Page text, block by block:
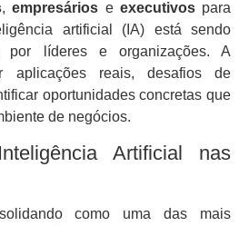
,empresários e executivospara
artificial (IA) está sendo
por líderes e organizações. A
aplicações reais, desafios de
oportunidades concretas que
de negócios.
Artificial nas
como uma das mais